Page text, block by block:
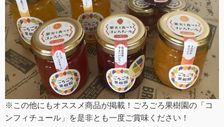
※この他にもオススメ商品が掲載！ごろごろ果樹園の「コ
ンフィチュール」を是非とも一度ご賞味ください！